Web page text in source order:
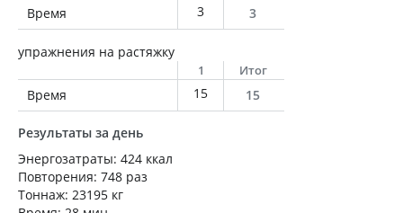
Время 3 3
упражнения на растяжку
1 Итог
Время 15 15
Результаты за день
Энергозатраты: 424 ккал
Повторения: 748 раз
Тоннаж: 23195 кг